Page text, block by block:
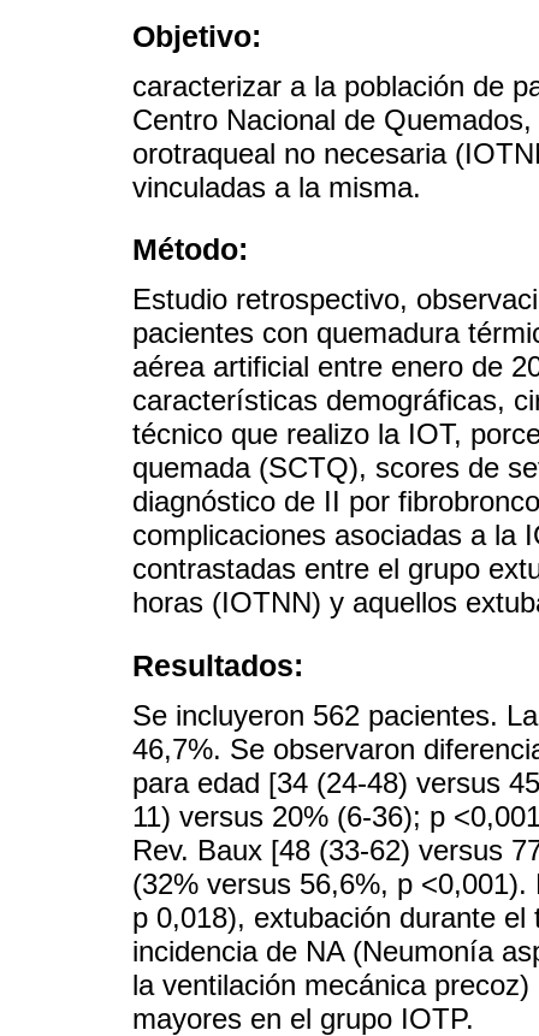
Objetivo:
caracterizar a la población de
Centro Nacional de
orotraqueal no necesaria
vinculadas a la misma.
Método:
Estudio retrospectivo,
pacientes con quemadura
aérea artificial entre enero de
características demográficas,
técnico que realizo la IOT,
quemada (SCTQ), scores de
diagnóstico de II por
complicaciones asociadas a la
contrastadas entre el grupo
horas (IOTNN) y aquellos
Resultados:
Se incluyeron 562 pacientes.
46,7%. Se observaron
para edad [34 (24-48) versus
11) versus 20% (6-36); p
Rev. Baux [48 (33-62) versus
(32% versus 56,6%, p
p 0,018), extubación durante
incidencia de NA (Neumonía
la ventilación mecánica
mayores en el grupo IOTP.